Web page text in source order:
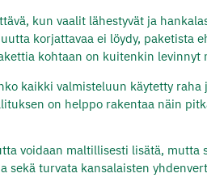
kun vaalit lähestyvät ja
korjattavaa ei löydy, paketista
kohtaan on kuitenkin levinnyt
kaikki valmisteluun käytetty
on helppo rakentaa näin
voidaan maltillisesti lisätä, mutta
sekä turvata kansalaisten